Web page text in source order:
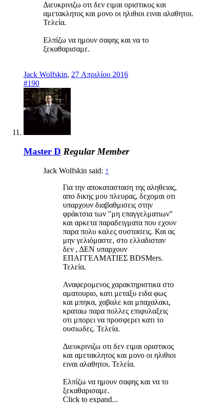
Διευκρινιζω οτι δεν ειμαι οριστικος και
αμετακλητος και μονο οι ηλιθιοι ειναι αλαθητοι.
Τελεία.
Ελπίζω να ημουν σαφης και να το
ξεκαθαρισαμε.
Jack Wolfskin, 27 Απριλίου 2016
#190
Master D Regular Member
Jack Wolfskin said: ↑
Για την αποκατασταση της αληθειας,
απο δικης μου πλευρας, δεχομαι οτι
υπαρχουν διαβαθμισεις στην
φράκτσια των "μη επαγγελματιων"
και αρκετα παραδειγματα που εχουν
παρα πολυ καλες συστασεις. Και ας
μην γελιόμαστε, στο ελλαδισταν
δεν , ΔΕΝ υπαρχουν
ΕΠΑΓΓΕΛΜΑΤΙΕΣ BDSMers.
Τελεία.
Αναφερομενος χαρακτηριστικα στο
αματουριο, κατι μεταξυ ειδα φως
και μπηκα, χαβαλε και μπαχαλακι,
κραταω παρα πολλες επιφυλαξεις
οτι μπορει να προσφερει κατι το
ουσιωδες. Τελεία.
Διευκρινιζω οτι δεν ειμαι οριστικος
και αμετακλητος και μονο οι ηλιθιοι
ειναι αλαθητοι. Τελεία.
Ελπίζω να ημουν σαφης και να το
ξεκαθαρισαμε.
Click to expand...